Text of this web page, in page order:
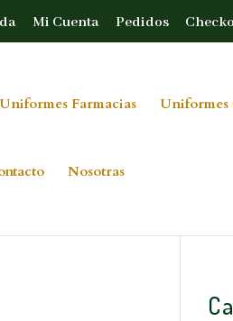
Mi Cuenta Pedidos
Uniformes Farmacias Uniformes
Nosotras